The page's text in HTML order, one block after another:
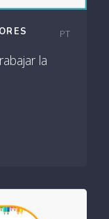
PT
la